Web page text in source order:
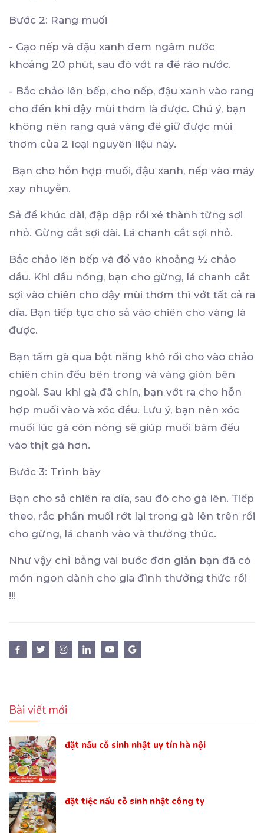
Bước 2: Rang muối
- Gạo nếp và đậu xanh đem ngâm nước
khoảng 20 phút, sau đó vớt ra để ráo nước.
- Bắc chảo lên bếp, cho nếp, đậu xanh vào rang
cho đến khi dậy mùi thơm là được. Chú ý, bạn
không nên rang quá vàng để giữ được mùi
thơm của 2 loại nguyên liệu này.
Bạn cho hỗn hợp muối, đậu xanh, nếp vào máy
xay nhuyễn.
Sả để khúc dài, đập dập rồi xé thành từng sợi
nhỏ. Gừng cắt sợi dài. Lá chanh cắt sợi nhỏ.
Bắc chảo lên bếp và đổ vào khoảng ½ chảo
dầu. Khi dầu nóng, bạn cho gừng, lá chanh cắt
sợi vào chiên cho dậy mùi thơm thì vớt tất cả ra
dĩa. Bạn tiếp tục cho sả vào chiên cho vàng là
được.
Bạn tẩm gà qua bột năng khô rồi cho vào chảo
chiên chín đều bên trong và vàng giòn bên
ngoài. Sau khi gà đã chín, bạn vớt ra cho hỗn
hợp muối vào và xóc đều. Lưu ý, bạn nên xóc
muối lúc gà còn nóng sẽ giúp muối bám đều
vào thịt gà hơn.
Bước 3: Trình bày
Bạn cho sả chiên ra dĩa, sau đó cho gà lên. Tiếp
theo, rắc phần muối rớt lại trong gà lên trên rồi
cho gừng, lá chanh vào và thưởng thức.
Như vậy chỉ bằng vài bước đơn giản bạn đã có
món ngon dành cho gia đình thưởng thức rồi
!!!
Bài viết mới
đặt nấu cỗ sinh nhật uy tín hà nội
đặt tiệc nấu cỗ sinh nhật công ty